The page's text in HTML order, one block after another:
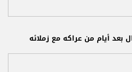
بعد أيام من عراكه مع زملائه